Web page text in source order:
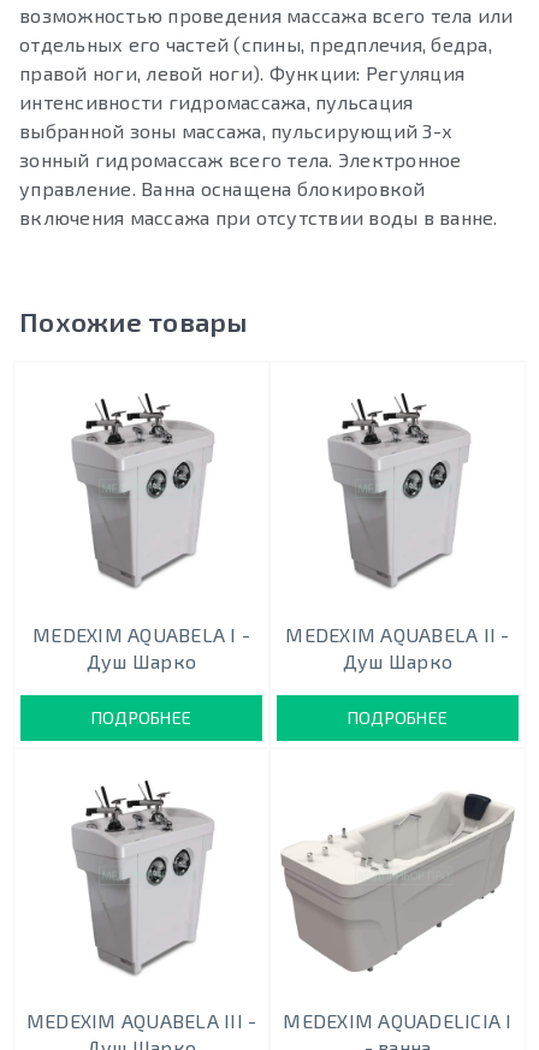
возможностью проведения массажа всего тела или
отдельных его частей (спины, предплечия, бедра,
правой ноги, левой ноги). Функции: Регуляция
интенсивности гидромассажа, пульсация
выбранной зоны массажа, пульсирующий 3-х
зонный гидромассаж всего тела. Электронное
управление. Ванна оснащена блокировкой
включения массажа при отсутствии воды в ванне.
Похожие товары
MEDEXIM AQUABELA I -
Душ Шарко
ПОДРОБНЕЕ
MEDEXIM AQUABELA II -
Душ Шарко
ПОДРОБНЕЕ
MEDEXIM AQUABELA III -
MEDEXIM AQUADELICIA I